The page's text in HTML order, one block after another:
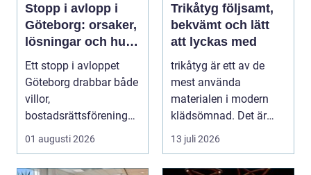
Stopp i avlopp i
Göteborg: orsaker,
lösningar och hur
problem kan
undvikas
Ett stopp i avloppet
Göteborg drabbar både
villor,
bostadsrättsföreningar
01 augusti 2026
Trikåtyg följsamt,
bekvämt och lätt
att lyckas med
trikåtyg är ett av de
mest använda
materialen i modern
klädsömnad. Det är
mjukt, elastiskt och
formb...
13 juli 2026